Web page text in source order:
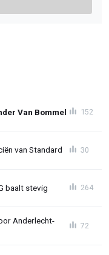
Van Bommel 152
van Standard 30
baalt stevig 264
Anderlecht-
72